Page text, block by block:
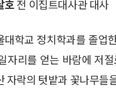
호전 이집트대사관 대사
대학교 정치학과를 졸업
자리를 얻는 바람에 저
자락의 텃밭과 꽃나무들